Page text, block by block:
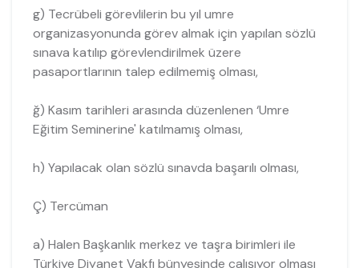
g) Tecrübeli görevlilerin bu yıl umre
organizasyonunda görev almak için yapılan sözlü
sınava katılıp görevlendirilmek üzere
pasaportlarının talep edilmemiş olması,
ğ) Kasım tarihleri arasında düzenlenen ‘Umre
Eğitim Seminerine' katılmamış olması,
h) Yapılacak olan sözlü sınavda başarılı olması,
Ç) Tercüman
a) Halen Başkanlık merkez ve taşra birimleri ile
Türkiye Diyanet Vakfı bünyesinde çalışıyor olması